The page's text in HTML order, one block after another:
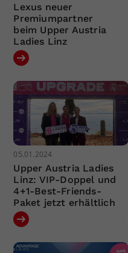
Lexus neuer
Premiumpartner
beim Upper Austria
Ladies Linz
05.01.2024
Upper Austria Ladies
Linz: VIP-Doppel und
4+1-Best-Friends-
Paket jetzt erhältlich